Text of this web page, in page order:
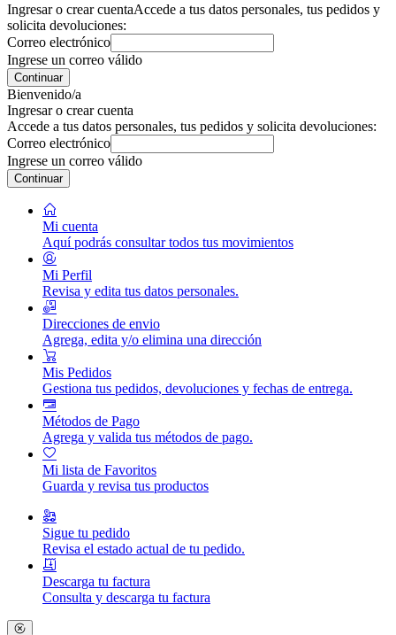
Ingresar o crear cuentaAccede a tus datos personales, tus pedidos y
solicita devoluciones:
Correo electrónico
Ingrese un correo válido
Continuar
Bienvenido/a
Ingresar o crear cuenta
Accede a tus datos personales, tus pedidos y solicita devoluciones:
Correo electrónico
Ingrese un correo válido
Continuar
Mi cuenta
Aquí podrás consultar todos tus movimientos
Mi Perfil
Revisa y edita tus datos personales.
Direcciones de envio
Agrega, edita y/o elimina una dirección
Mis Pedidos
Gestiona tus pedidos, devoluciones y fechas de entrega.
Métodos de Pago
Agrega y valida tus métodos de pago.
Mi lista de Favoritos
Guarda y revisa tus productos
Sigue tu pedido
Revisa el estado actual de tu pedido.
Descarga tu factura
Consulta y descarga tu factura